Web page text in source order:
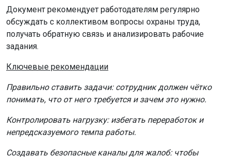
Документ рекомендует работодателям регулярно
обсуждать с коллективом вопросы охраны труда,
получать обратную связь и анализировать рабочие
задания.
Ключевые рекомендации
Правильно ставить задачи: сотрудник должен чётко
понимать, что от него требуется и зачем это нужно.
Контролировать нагрузку: избегать переработок и
непредсказуемого темпа работы.
Создавать безопасные каналы для жалоб: чтобы